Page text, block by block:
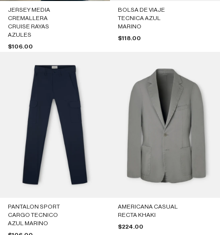
JERSEY MEDIA
CREMALLERA
CRUISE RAYAS
AZULES
Precio de oferta
$106.00
BOLSA DE VIAJE
TECNICA AZUL
MARINO
Precio de oferta
$118.00
PANTALON SPORT
CARGO TECNICO
AZUL MARINO
AMERICANA CASUAL
RECTA KHAKI
Precio de oferta
$224.00